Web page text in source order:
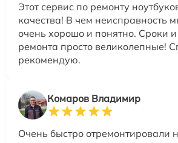
Этот сервис по ремонту
качества! В чем неисправность
очень хорошо и понятно. Сроки и
ремонта просто великолепные!
рекомендую.
Комаров Владимир
Очень быстро отремонтировали